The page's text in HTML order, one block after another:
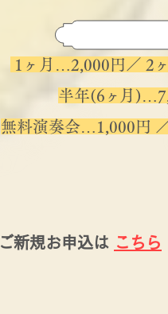
1ヶ月…2,000円／ 2
半年(6 ヶ 月
無料演奏会…1,000円
ご新規お申込は こちら